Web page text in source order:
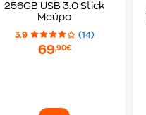
256GB USB 3.0 Stick
Μαύρο
3.9 (14)
69,90€